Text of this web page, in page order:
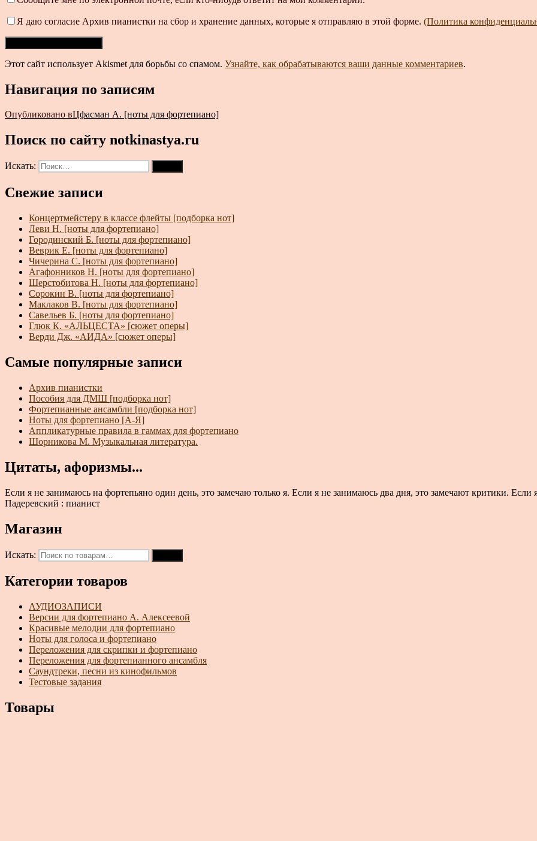
Я даю согласие Архив пианистки на сбор и хранение данных, которые я отправляю в этой форме. (Политика
Этот сайт использует Akismet для борьбы со спамом. Узнайте, как обрабатываются ваши данные комментариев.
Навигация по записям
Опубликовано вЦфасман А. [ноты для фортепиано]
Поиск по сайту notkinastya.ru
Искать:
Свежие записи
Концертмейстеру в классе флейты [подборка нот]
Леви Н. [ноты для фортепиано]
Городинский Б. [ноты для фортепиано]
Веврик Е. [ноты для фортепиано]
Чичерина С. [ноты для фортепиано]
Агафонников Н. [ноты для фортепиано]
Шерстобитова Н. [ноты для фортепиано]
Сорокин В. [ноты для фортепиано]
Маклаков В. [ноты для фортепиано]
Савельев Б. [ноты для фортепиано]
Глюк К. «АЛЬЦЕСТА» [сюжет оперы]
Верди Дж. «АИДА» [сюжет оперы]
Самые популярные записи
Архив пианистки
Пособия для ДМШ [подборка нот]
Фортепианные ансамбли [подборка нот]
Ноты для фортепиано [А-Я]
Аппликатурные правила в гаммах для фортепиано
Шорникова М. Музыкальная литература.
Цитаты, афоризмы...
Если я не занимаюсь на фортепьяно один день, это замечаю только я. Если я не занимаюсь два дня, это замечают критики.
Падеревский : пианист
Магазин
Искать:
Категории товаров
АУДИОЗАПИСИ
Версии для фортепиано А. Алексеевой
Красивые мелодии для фортепиано
Ноты для голоса и фортепиано
Переложения для скрипки и фортепиано
Переложения для фортепианного ансамбля
Саундтреки, песни из кинофильмов
Тестовые задания
Товары